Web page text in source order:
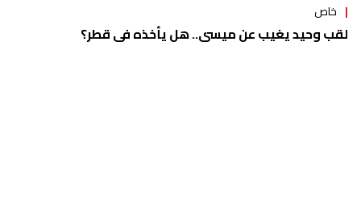
خاص
لقب وحيد يغيب عن ميسي.. هل يأخذه في قطر؟